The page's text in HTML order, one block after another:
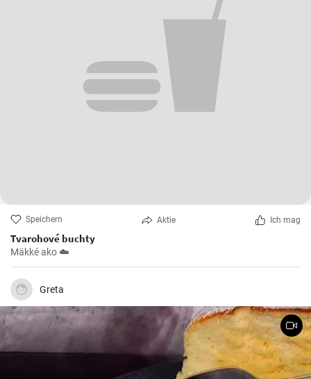
Speichern Aktie Ich mag
Tvarohové buchty
Mäkké ako ☁️
Greta